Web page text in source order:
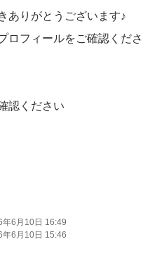
ありがとうございます♪
ロフィールをご確認くだ
認ください
150日
期限はサンプルになります
年6月10日 16:49
年6月10日 15:46